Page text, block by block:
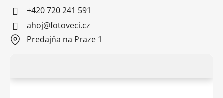
+420 720 241 591
ahoj@fotoveci.cz
Predajňa na Praze 1